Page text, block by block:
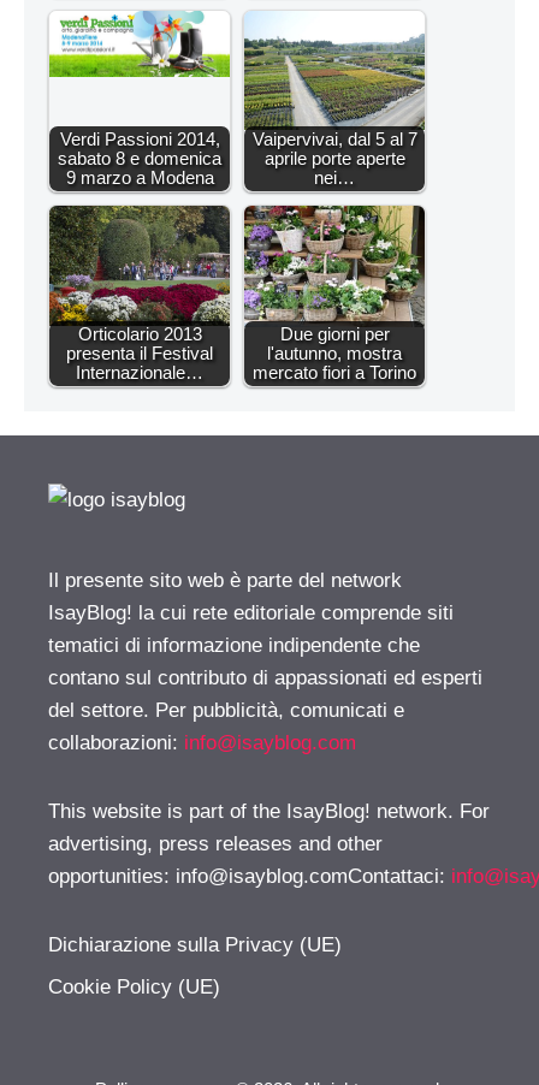
Verdi Passioni 2014,
sabato 8 e domenica
9 marzo a Modena
Vaipervivai, dal 5 al 7
aprile porte aperte
nei…
Orticolario 2013
presenta il Festival
Internazionale…
Due giorni per
l'autunno, mostra
mercato fiori a Torino
Il presente sito web è parte del network
IsayBlog! la cui rete editoriale comprende siti
tematici di informazione indipendente che
contano sul contributo di appassionati ed esperti
del settore. Per pubblicità, comunicati e
collaborazioni: info@isayblog.com
This website is part of the IsayBlog! network. For
advertising, press releases and other
opportunities: info@isayblog.comContattaci:
Dichiarazione sulla Privacy (UE)
Cookie Policy (UE)